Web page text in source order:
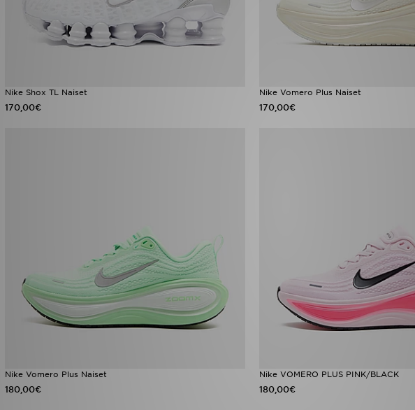
Nike Shox TL Naiset
170,00€
Nike Vomero Plus Naiset
170,00€
Nike Vomero Plus Naiset
180,00€
Nike VOMERO PLUS PINK/BLACK
180,00€